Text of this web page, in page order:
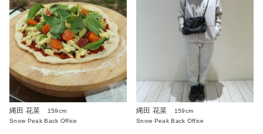
縄田 花菜
159cm
Snow Peak Back Office
縄田 花菜
159cm
Snow Peak Back Office